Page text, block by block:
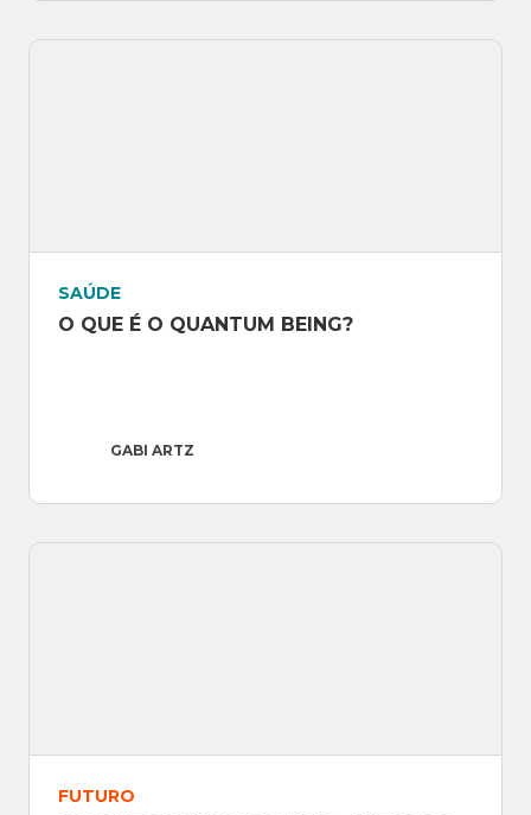
SAÚDE
O QUE É O QUANTUM BEING?
GABI ARTZ
FUTURO